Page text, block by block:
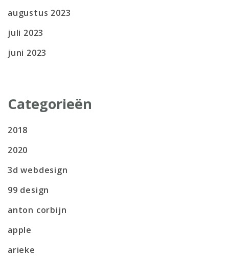
augustus 2023
juli 2023
juni 2023
Categorieën
2018
2020
3d webdesign
99 design
anton corbijn
apple
arieke